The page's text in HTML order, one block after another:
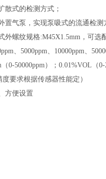
散式的检测方式；
置气泵，实现泵吸式的流通检测
外螺纹规格:M45X1.5mm，可选
、5000ppm、10000ppm、
0-50000ppm）；0.01%VOL（0-
要求根据传感器性能定）
方便设置